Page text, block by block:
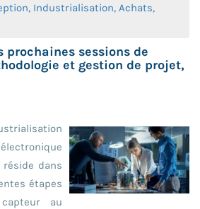
Industrialisation, Achats,
prochaines sessions de
et gestion de projet,
dans
étapes
au